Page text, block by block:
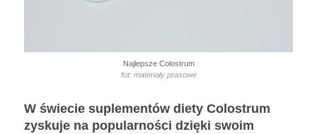
Najlepsze Colostrum
fot: materiały prasowe
W świecie suplementów diety Colostrum
zyskuje na popularności dzięki swoim